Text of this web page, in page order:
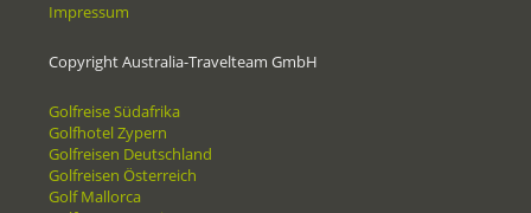
Spezialisten
Impressum
Copyright Australia-Travelteam GmbH
Golfreise Südafrika
Golfhotel Zypern
Golfreisen Deutschland
Golfreisen Österreich
Golf Mallorca